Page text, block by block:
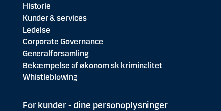
Historie
Kunder & services
Ledelse
Corporate Governance
Generalforsamling
Bekæmpelse af økonomisk kriminalitet
Whistleblowing
For kunder - dine personoplysninger